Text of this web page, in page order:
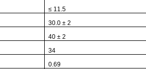
≤ 11.5
30.0 ± 2
40 ± 2
34
0.69